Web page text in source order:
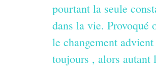
pourtant la seule
dans la vie. Provoqué
le changement advient
toujours , alors autant